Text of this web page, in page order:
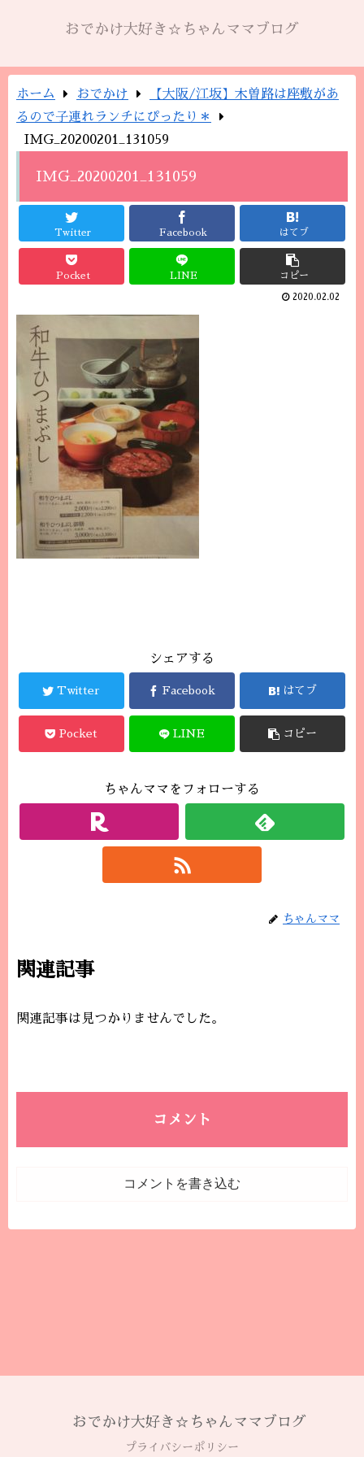
おでかけ大好き☆ちゃんママブログ
ホーム おでかけ
【大阪/江坂】木曽路は座敷があ
るので子連れランチにぴったり＊
IMG_20200201_131059
IMG_20200201_131059
Twitter Facebook はてブ
Pocket LINE コピー
2020.02.02
シェアする
Twitter Facebook はてブ
Pocket LINE コピー
ちゃんママをフォローする
ちゃんママ
関連記事
関連記事は見つかりませんでした。
コメント
コメントを書き込む
おでかけ大好き☆ちゃんママブログ
プライバシーポリシー